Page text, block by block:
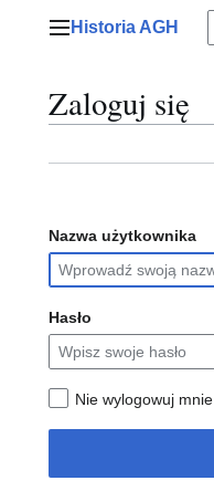
Menu główne
Historia AGH
Zaloguj się
Nazwa użytkownika
Hasło
Nie wylogowuj mnie